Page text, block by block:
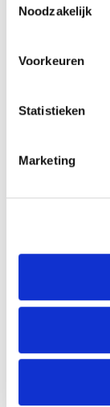
Noodzakelijk
Voorkeuren
Statistieken
Marketing